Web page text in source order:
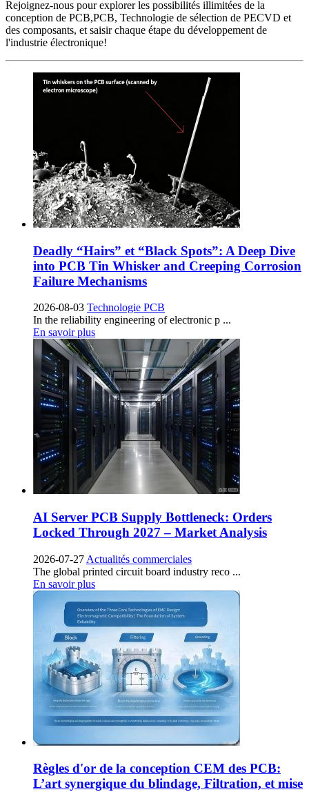
Rejoignez-nous pour explorer les possibilités illimitées de la
conception de PCB,PCB, Technologie de sélection de PECVD et
des composants, et saisir chaque étape du développement de
l'industrie électronique!
Deadly “Hairs” et “Black Spots”: A Deep Dive
into PCB Tin Whisker and Creeping Corrosion
Failure Mechanisms
2026-08-03 Technologie PCB
In the reliability engineering of electronic p ...
En savoir plus
AI Server PCB Supply Bottleneck: Orders
Locked Through 2027– Market Analysis
2026-07-27 Actualités commerciales
The global printed circuit board industry reco ...
En savoir plus
Règles d'or de la conception CEM des PCB:
L’art synergique du blindage, Filtration, et mise